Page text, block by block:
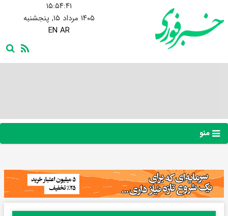
۱۵:۵۴:۴۲
۱۴۰۵ مرداد ۱۵, پنجشنبه
EN AR
منو